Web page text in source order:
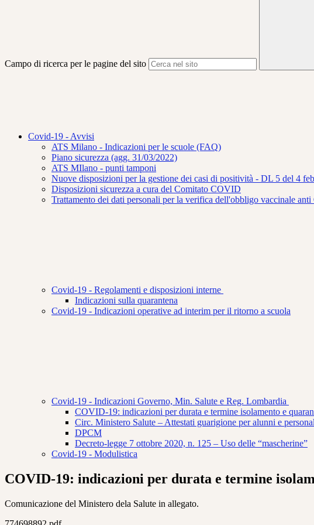
Campo di ricerca per le pagine del sito
Covid-19 - Avvisi
ATS Milano - Indicazioni per le scuole (FAQ)
Piano sicurezza (agg. 31/03/2022)
ATS MIlano - punti tamponi
Nuove disposizioni per la gestione dei casi di positività - DL 5 del 4
Disposizioni sicurezza a cura del Comitato COVID
Trattamento dei dati personali per la verifica dell'obbligo vaccinale
Covid-19 - Regolamenti e disposizioni interne
Indicazioni sulla quarantena
Covid-19 - Indicazioni operative ad interim per il ritorno a scuola
Covid-19 - Indicazioni Governo, Min. Salute e Reg. Lombardia
COVID-19: indicazioni per durata e termine isolamento e
Circ. Ministero Salute – Attestati guarigione per alunni e
DPCM
Decreto-legge 7 ottobre 2020, n. 125 – Uso delle “mascherine”
Covid-19 - Modulistica
COVID-19: indicazioni per durata e termine
Comunicazione del Ministero dela Salute in allegato.